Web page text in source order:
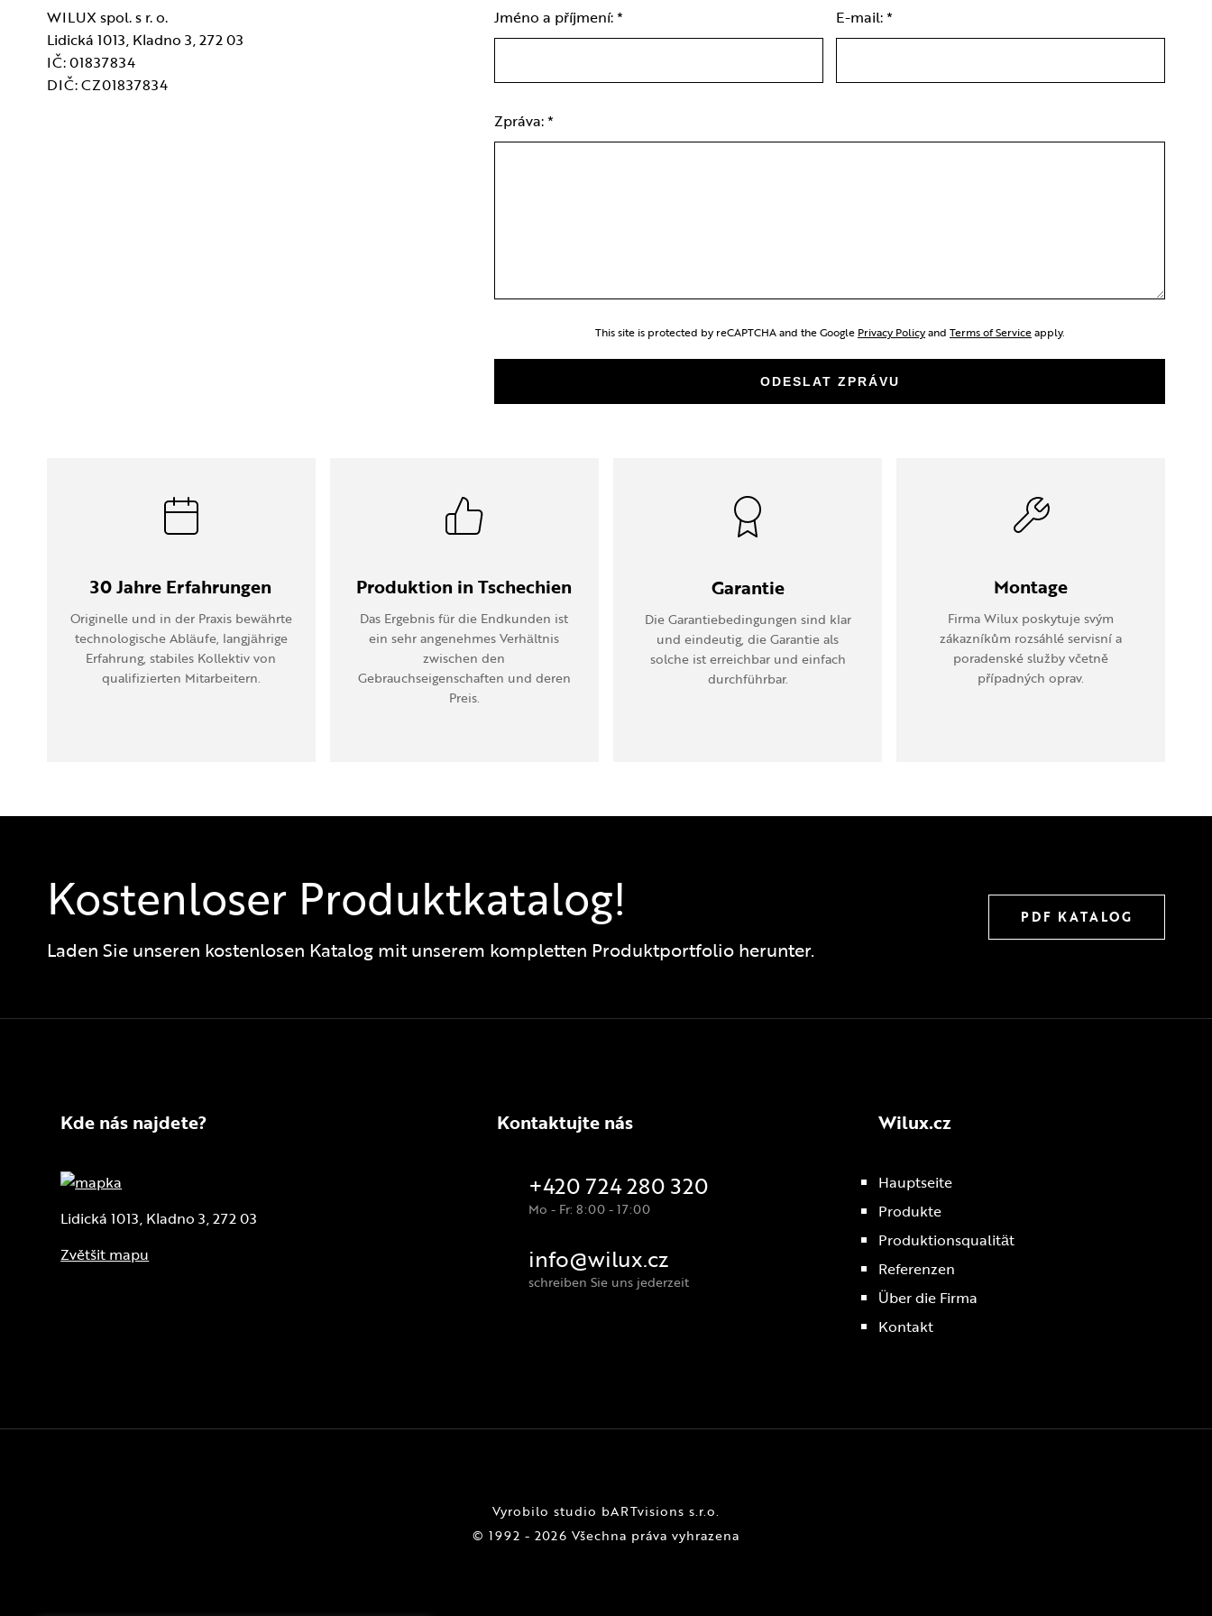
WILUX spol. s r. o.
Lidická 1013, Kladno 3, 272 03
IČ: 01837834
DIČ: CZ01837834
Jméno a příjmení:* E-mail:*
Zpráva:*
This site is protected by reCAPTCHA and the Google Privacy Policyand Terms of Serviceapply.
30 Jahre Erfahrungen
Originelle und in der Praxis bewährte
technologische Abläufe, langjährige
Erfahrung, stabiles Kollektiv von
qualifizierten Mitarbeitern.
Produktion in Tschechien
Das Ergebnis für die Endkunden ist
ein sehr angenehmes Verhältnis
zwischen den
Gebrauchseigenschaften und deren
Preis.
Garantie
Die Garantiebedingungen sind klar
und eindeutig, die Garantie als
solche ist erreichbar und einfach
durchführbar.
Montage
Firma Wilux poskytuje svým
zákazníkům rozsáhlé servisní a
poradenské služby včetně
případných oprav.
Kostenloser Produktkatalog!
Laden Sie unseren kostenlosen Katalog mit unserem kompletten Produktportfolio herunter.
PDF KATALOG
Kde nás najdete?
Lidická 1013, Kladno 3, 272 03
Zvětšit mapu
Kontaktujte nás
+420 724 280 320
Mo - Fr: 8:00 - 17:00
info@wilux.cz
schreiben Sie uns jederzeit
Wilux.cz
Hauptseite
Produkte
Produktionsqualität
Referenzen
Über die Firma
Kontakt
Vyrobilo studio bARTvisions s.r.o.
© 1992 - 2026 Všechna práva vyhrazena